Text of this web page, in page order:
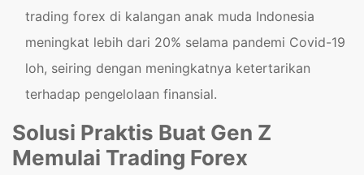
trading forex di kalangan anak muda Indonesia
meningkat lebih dari 20% selama pandemi Covid-19
loh, seiring dengan meningkatnya ketertarikan
terhadap pengelolaan finansial.
Solusi Praktis Buat Gen Z
Memulai Trading Forex